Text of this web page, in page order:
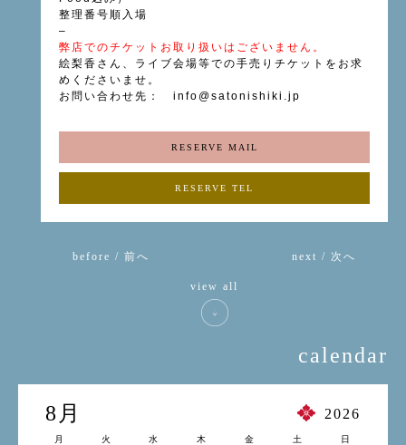
整理番号順入場
–
弊店でのチケットお取り扱いはございません。
絵梨香さん、ライブ会場等での手売りチケットをお求
めくださいませ。
お問い合わせ先： info@satonishiki.jp
RESERVE MAIL
RESERVE TEL
before / 前へ next / 次へ
view all
calendar
8月 2026
月 火 水 木 金 土 日